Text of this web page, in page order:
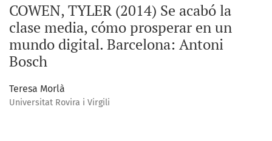
COWEN, TYLER (2014) Se acabó la
clase media, cómo prosperar en un
mundo digital. Barcelona: Antoni
Bosch
Teresa Morlà
Universitat Rovira i Virgili